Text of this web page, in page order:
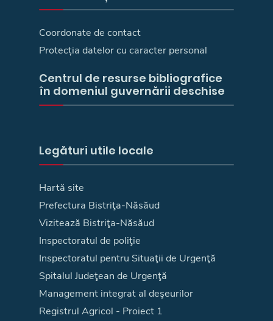
Coordonate de contact
Protecția datelor cu caracter personal
Centrul de resurse bibliografice
în domeniul guvernării deschise
Legături utile locale
Hartă site
Prefectura Bistriţa-Năsăud
Vizitează Bistriţa-Năsăud
Inspectoratul de poliţie
Inspectoratul pentru Situaţii de Urgenţă
Spitalul Judeţean de Urgenţă
Management integrat al deşeurilor
Registrul Agricol - Proiect 1